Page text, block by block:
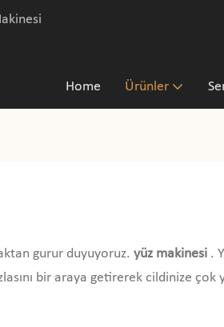
Home Ürünler
gurur duyuyoruz. yüz makinesi .
bir araya getirerek cildinize